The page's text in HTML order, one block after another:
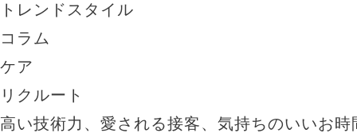
トレンドスタイル
コラム
ケア
リクルート
高い技術力、愛される接客、気持ちのいいお